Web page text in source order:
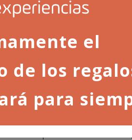
indicadas recibiendo usted
empresa organizadora del que
condiciones descritas en el
un número de personas.
en el mismo igual al valor de
Esta tarjeta regalo se
cantidad de dinero que no
consumo que exceda del valor
o experiencias asciende a
el
de los
para